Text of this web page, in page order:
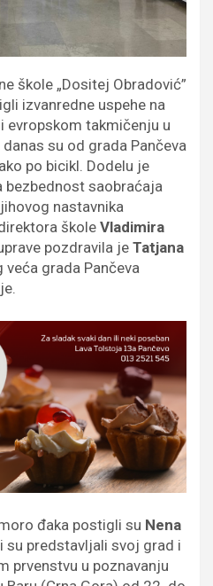
škole „Dositej Obradović”
izvanredne uspehe na
evropskom takmičenju u
su od grada Pančeva
po bicikl. Dodelu je
saobraćaja
nastavnika
školeVladimira
pozdravila je Tatjana
veća grada Pančeva
đaka postigli su Nena
su predstavljali svoj grad i
prvenstvu u poznavanju